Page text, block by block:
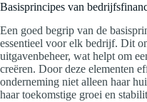
Basisprincipes van
Een goed begrip van de
essentieel voor elk bedrijf. Dit
uitgavenbeheer, wat helpt om
creëren. Door deze elementen
onderneming niet alleen haar
haar toekomstige groei en